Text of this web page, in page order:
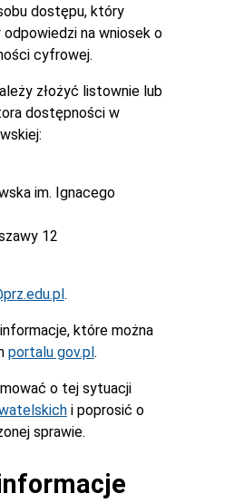
dostępu, który
na wniosek o
cyfrowej.
złożyć listownie lub
dostępności w
im. Ignacego
12
.
które można
portalu gov.pl .
o tej sytuacji
i poprosić o
sprawie.